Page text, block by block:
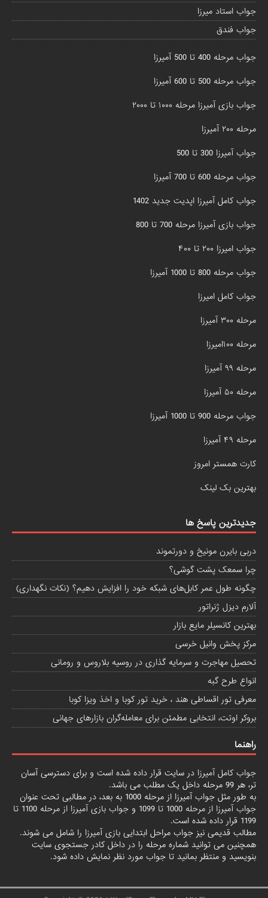
جواب استاد میرزا
جواب فندق
جواب مرحله 400 تا 500 آمیرزا
جواب مرحله 500 تا 600 آمیرزا
جواب بازی آمیرزا مرحله ۱۰۰۰ تا ۲۰۰۰
مرحله ۲۰۰ آمیرزا
جواب آمیرزا 300 تا 500
جواب مرحله 600 تا 700 آمیرزا
جواب کامل آمیرزا اپدیت جدید 1402
جواب بازی آمیرزا مرحله 700 تا 800
جواب امیرزا ۲۰۰ تا ۴۰۰
جواب مرحله 800 تا 1000 آمیرزا
جواب کامل امیرزا
مرحله ۳۰۰ آمیرزا
مرحله ۱۰۰امیرزا
مرحله ۹۹ آمیرزا
مرحله ۵۰ آمیرزا
جواب مرحله 900 تا 1000 آمیرزا
مرحله ۴۹ آمیرزا
کارت همستر امروز
بهترین بک لینک
جدیدترین پاسخ ها
دربی بایرن مونیخ و دورتموند
چرا سمعک پشت گوشی؟
چگونه طول عمر کابل‌های شبکه خود را افزایش دهیم؟ (نکات نگهداری)
آلارم دیزل ژنراتور
بهترین کانسیلر مایع بازار
مرکز پخش وانیل خرسی
تحصیل مهاجرت و سرمایه گذاری در روسیه بلاروس و رومانی
انواع طرح گبه
معرفی تور اقساطی هند ، خرید تور کوبا و اخذ ویزا کوبا
بروکر اوتت، انتخابی مطمئن برای معامله‌گران بازارهای جهانی
راهنما
جواب کامل آمیرزا در سایت قرار داده شده است و برای دسترسی آسان
تر، هر 99 مرحله داخل یک مطلب می باشد.
به طور مثل جواب آمیرزا از مرحله 1000 به بعد، در مطالبی تحت عنوان
جواب آمیرزا از مرحله 1000 تا 1099
و
جواب بازی آمیرزا از مرحله 1100 تا
1199 قرار داده شده است.
مطالب قدیمی نیز جواب مراحل ابتدایی بازی آمیرزا را شامل می شوند.
همچنین می توانید شماره مرحله را در داخل کادر جستجوی سایت
بنویسید و منتظر بمانید تا جواب مورد نظر نمایش داده شود.